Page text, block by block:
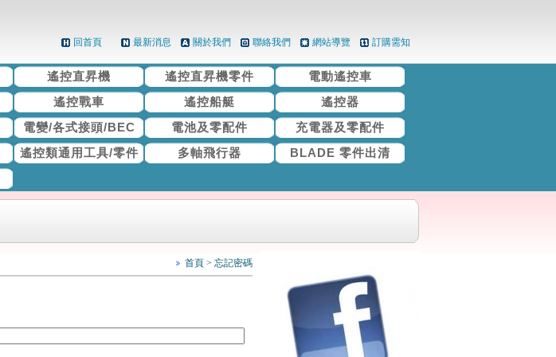
回首頁 最新消息 關於我們 聯絡我們 網站導覽 訂購需知
遙控直昇機 遙控直昇機零件
電動遙控車
遙控戰車 遙控船艇
遙控器
電變/各式接頭/BEC 電池及零配件
充電器及零配件
遙控類通用工具/零件 多軸飛行器
BLADE 零件出清
首頁 > 忘記密碼